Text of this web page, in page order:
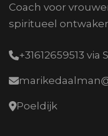
Coach voor
spiritueel
+31612659513
Poeldijk